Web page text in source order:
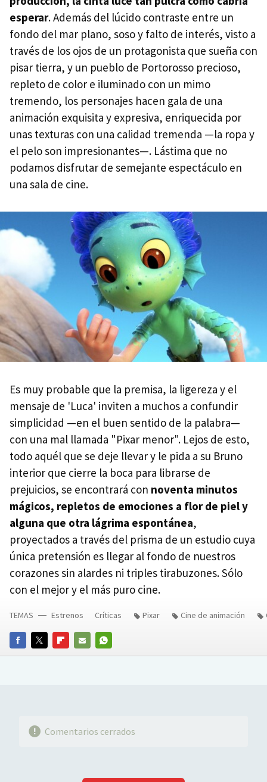
esperar. Además del lúcido contraste entre un
fondo del mar plano, soso y falto de interés, visto a
través de los ojos de un protagonista que sueña con
pisar tierra, y un pueblo de Portorosso precioso,
repleto de color e iluminado con un mimo
tremendo, los personajes hacen gala de una
animación exquisita y expresiva, enriquecida por
unas texturas con una calidad tremenda —la ropa y
el pelo son impresionantes—. Lástima que no
podamos disfrutar de semejante espectáculo en
una sala de cine.
Es muy probable que la premisa, la ligereza y el
mensaje de 'Luca' inviten a muchos a confundir
simplicidad —en el buen sentido de la palabra—
con una mal llamada "Pixar menor". Lejos de esto,
todo aquél que se deje llevar y le pida a su Bruno
interior que cierre la boca para librarse de
prejuicios, se encontrará con noventa minutos
mágicos, repletos de emociones a flor de piel y
alguna que otra lágrima espontánea,
proyectados a través del prisma de un estudio cuya
única pretensión es llegar al fondo de nuestros
corazones sin alardes ni triples tirabuzones. Sólo
con el mejor y el más puro cine.
FACEBOOKTWITTERFLIPBOARD
E-
WHATSAPP
TEMAS Estrenos Críticas Pixar Cine de animación
Comentarios cerrados